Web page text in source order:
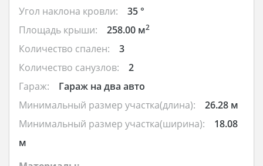
Угол наклона кровли:
35 °
Площадь крыши:
258.00 м2
Количество спален:
3
Количество санузлов:
2
Гараж:
Гараж на два авто
Минимальный размер участка(длина):
26.28 м
Минимальный размер участка(ширина):
18.08
м